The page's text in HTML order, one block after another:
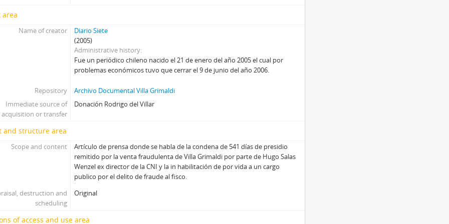
area
Name of creator
Diario Siete
(2005)
Administrative history
Fue un periódico chileno nacido el 21 de enero del año 2005 el cual por
problemas económicos tuvo que cerrar el 9 de junio del año 2006.
Repository
Archivo Documental Villa Grimaldi
Immediate source of
acquisition or transfer
Donación Rodrigo del Villar
and structure area
Scope and content
Artículo de prensa donde se habla de la condena de 541 días de presidio
remitido por la venta fraudulenta de Villa Grimaldi por parte de Hugo Salas
Wenzel ex director de la CNI y la in habilitación de por vida a un cargo
publico por el delito de fraude al fisco.
destruction and
scheduling
Original
of access and use area